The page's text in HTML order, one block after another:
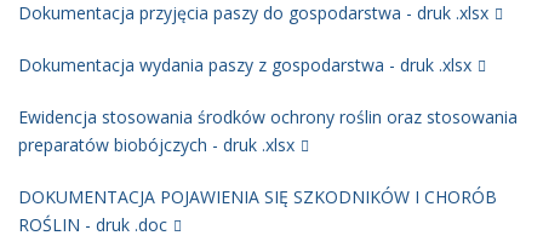
Dokumentacja przyjęcia paszy do gospodarstwa - druk .xlsx
Dokumentacja wydania paszy z gospodarstwa - druk .xlsx
Ewidencja stosowania środków ochrony roślin oraz stosowania
preparatów biobójczych - druk .xlsx
DOKUMENTACJA POJAWIENIA SIĘ SZKODNIKÓW I CHORÓB
ROŚLIN - druk .doc